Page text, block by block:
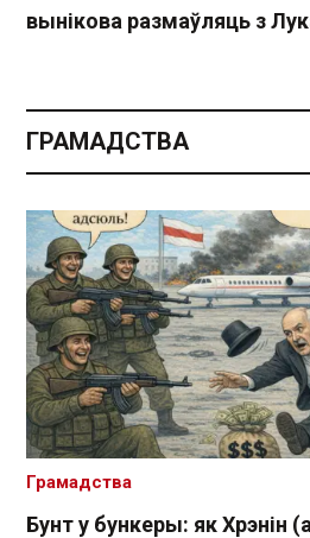
вынікова размаўляць з
ГРАМАДСТВА
Бунт у бункеры: як Хрэнін
Грамадства